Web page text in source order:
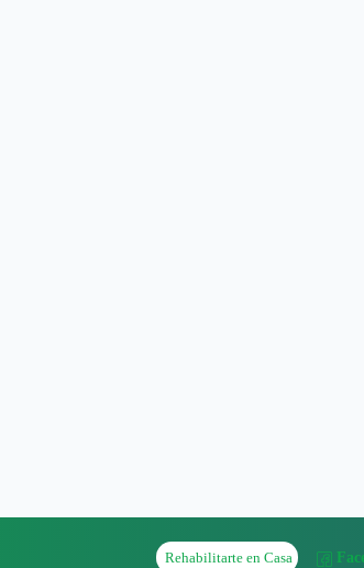
Rehabilitarte en Casa